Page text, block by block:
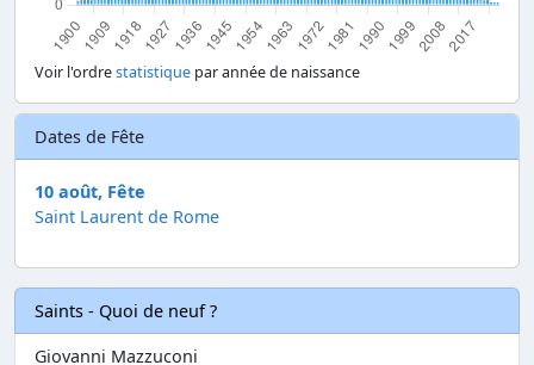
Voir l'ordrestatistique par année de naissance
Dates de Fête
10 août, Fête
Saint Laurent de Rome
Saints - Quoi de neuf ?
Giovanni Mazzuconi